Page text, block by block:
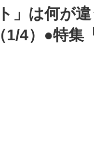
」は何が
4）●特集